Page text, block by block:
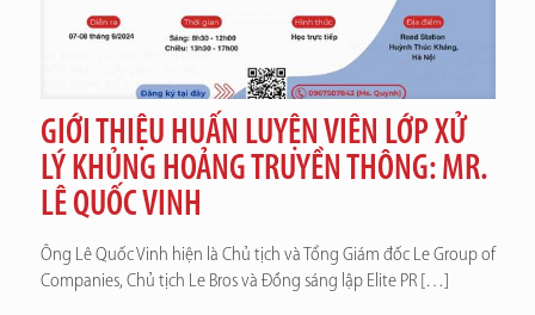
GIỚI THIỆU HUẤN LUYỆN VIÊN LỚP XỬ
LÝ KHỦNG HOẢNG TRUYỀN THÔNG: MR.
LÊ QUỐC VINH
Ông Lê Quốc Vinh hiện là Chủ tịch và Tổng Giám đốc Le Group of
Companies, Chủ tịch Le Bros và Đồng sáng lập Elite PR[…]